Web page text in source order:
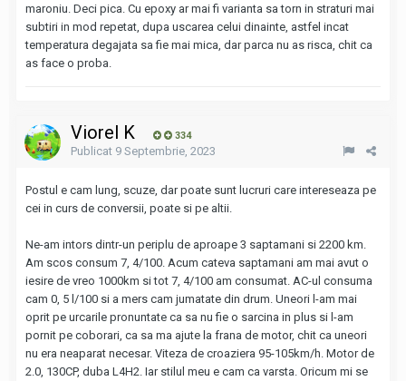
maroniu. Deci pica. Cu epoxy ar mai fi varianta sa torn in straturi mai
subtiri in mod repetat, dupa uscarea celui dinainte, astfel incat
temperatura degajata sa fie mai mica, dar parca nu as risca, chit ca
as face o proba.
Viorel K 334
Publicat 9 Septembrie, 2023
Postul e cam lung, scuze, dar poate sunt lucruri care intereseaza pe
cei in curs de conversii, poate si pe altii.
Ne-am intors dintr-un periplu de aproape 3 saptamani si 2200 km.
Am scos consum 7, 4/100. Acum cateva saptamani am mai avut o
iesire de vreo 1000km si tot 7, 4/100 am consumat. AC-ul consuma
cam 0, 5 l/100 si a mers cam jumatate din drum. Uneori l-am mai
oprit pe urcarile pronuntate ca sa nu fie o sarcina in plus si l-am
pornit pe coborari, ca sa ma ajute la frana de motor, chit ca uneori
nu era neaparat necesar. Viteza de croaziera 95-105km/h. Motor de
2.0, 130CP, duba L4H2. Iar stilul meu e cam ca varsta. Oricum mi se